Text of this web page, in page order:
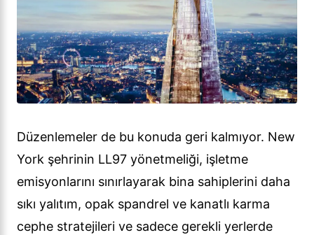
Düzenlemeler de bu konuda geri kalmıyor. New
York şehrinin LL97 yönetmeliği, işletme
emisyonlarını sınırlayarak bina sahiplerini daha
sıkı yalıtım, opak spandrel ve kanatlı karma
cephe stratejileri ve sadece gerekli yerlerde